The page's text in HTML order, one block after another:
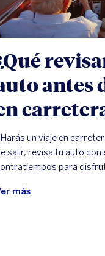
antes
un viaje en
salir, revisa tu auto
para
más